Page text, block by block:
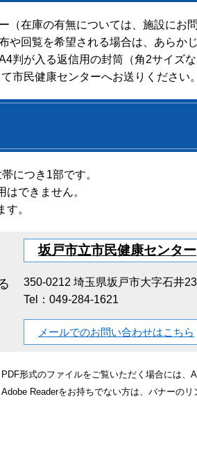
（在庫の有無については、施設にお
や回覧を希望される場合は、あらか
判が入る返信用の封筒（角2サイズ
市民健康センターへお送りください。
につき1部です。
はできません。
す。
坂戸市立市民健康センター
350-0212 埼玉県坂戸市大字石井
Tel：049-284-1621
メールでのお問い合わせはこちら
PDF形式のファイルをご覧いただく場合には、
Adobe Readerをお持ちでない方は、バナーの